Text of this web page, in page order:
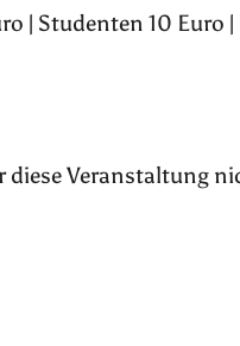
| Studenten 10 Euro
diese Veranstaltung